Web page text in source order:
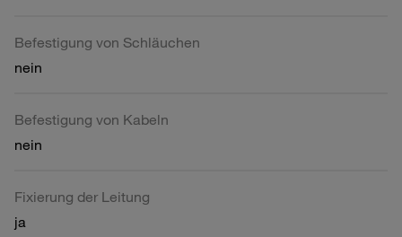
Befestigung von Schläuchen
nein
Befestigung von Kabeln
nein
Fixierung der Leitung
ja